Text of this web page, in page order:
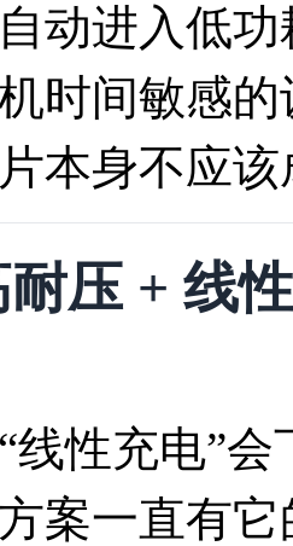
动进入低
时间敏感
本身不应
压 + 线
线性充电”
案一直有